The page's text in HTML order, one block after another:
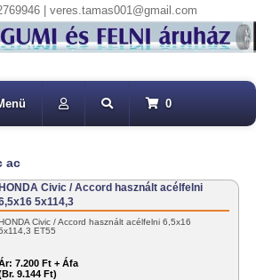
| veres.tamas001@gmail.com
0
ac
HONDA Civic / Accord használt acélfelni
5x114,3
Civic / Accord használt acélfelni 6,5x16
ET55
7.200 Ft + Áfa
9.144 Ft)